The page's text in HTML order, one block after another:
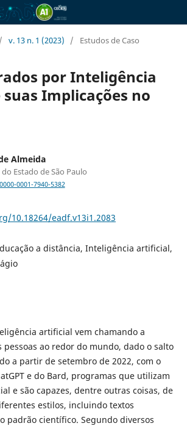
/ v. 13 n. 1 (2023) / Estudos de Caso
por Inteligência
Implicações no
Almeida
Estado de São Paulo
0001-7940-5382
10.18264/eadf.v13i1.2083
a distância, Inteligência artificial,
artificial vem chamando a
pessoas ao redor do mundo, dado o salto
a partir de setembro de 2022, com o
e do Bard, programas que utilizam
e são capazes, dentre outras coisas, de
estilos, incluindo textos
padrão científico. Segundo diversos